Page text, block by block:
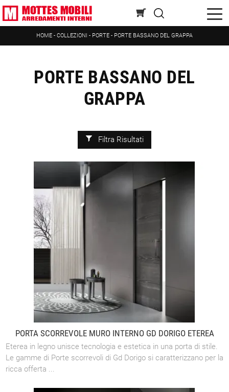
HOME - COLLEZIONI - PORTE - PORTE BASSANO DEL GRAPPA
PORTE BASSANO DEL
GRAPPA
Filtra Risultati
PORTA SCORREVOLE MURO INTERNO GD DORIGO ETEREA
Eterea in legno unisce tecnologia e estetica in una porta di stile.
Le gamme di Porte scorrevoli di Gd Dorigo si caratterizzano per la
ricca offerta ...